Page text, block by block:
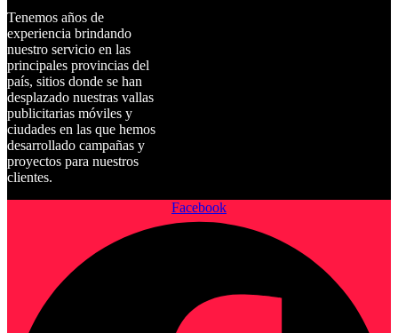
Tenemos años de
experiencia brindando
nuestro servicio en las
principales provincias del
país, sitios donde se han
desplazado nuestras vallas
publicitarias móviles y
ciudades en las que hemos
desarrollado campañas y
proyectos para nuestros
clientes.
Facebook